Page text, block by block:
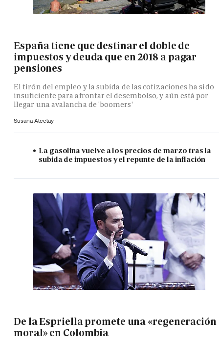
España tiene que destinar el doble de
impuestos y deuda que en 2018 a pagar
pensiones
El tirón del empleo y la subida de las cotizaciones ha sido
insuficiente para afrontar el desembolso, y aún está por
llegar una avalancha de 'boomers'
Susana Alcelay
La gasolina vuelve a los precios de marzo tras la
subida de impuestos y el repunte de la inflación
De la Espriella promete una «regeneración
moral» en Colombia